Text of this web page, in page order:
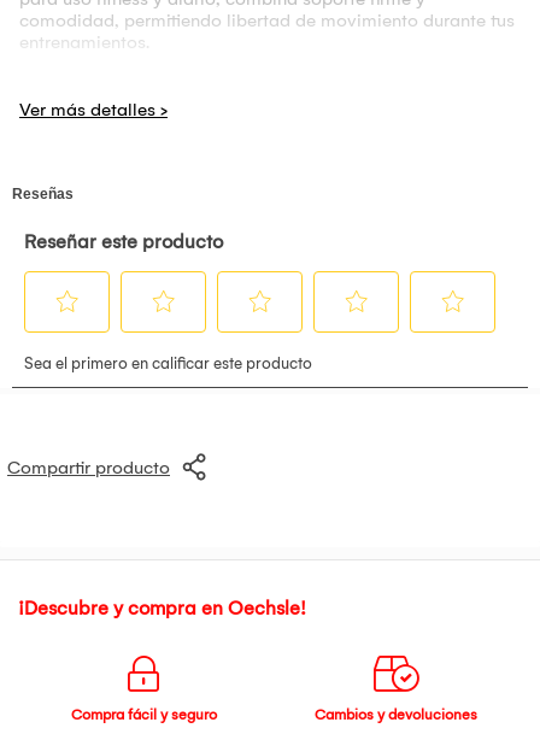
comodidad, permitiendo libertad de movimiento durante tus
entrenamientos.
La faja reloj de arena con broche se utiliza para comprimir y
actividades cotidianas. Gracias a su cierre de broche y
fácil de usar, acompañando el movimiento sin restricciones.
Compartir producto
¡Descubre y compra en Oechsle!
Compra fácil y seguro
Cambios y devoluciones